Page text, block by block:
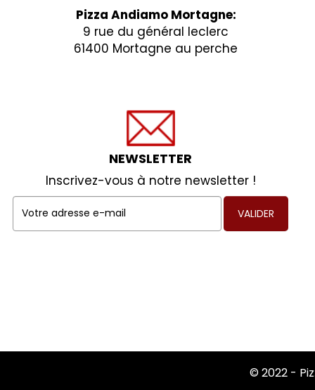
Pizza Andiamo Mortagne:
9 rue du général leclerc
61400 Mortagne au perche
NEWSLETTER
Inscrivez-vous à notre newsletter !
VALIDER
© 2022 -